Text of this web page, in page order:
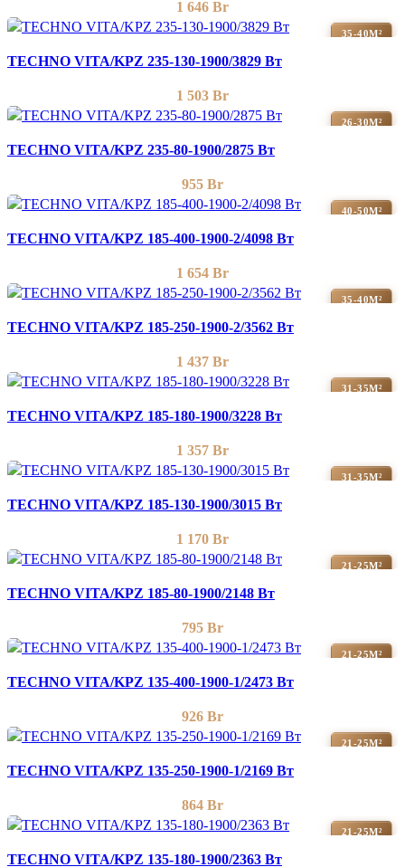
1 646 Br
35-40М²
TECHNO VITA/KPZ 235-130-1900/3829 Вт
1 503 Br
26-30М²
TECHNO VITA/KPZ 235-80-1900/2875 Вт
955 Br
40-50М²
TECHNO VITA/KPZ 185-400-1900-2/4098 Вт
1 654 Br
35-40М²
TECHNO VITA/KPZ 185-250-1900-2/3562 Вт
1 437 Br
31-35М²
TECHNO VITA/KPZ 185-180-1900/3228 Вт
1 357 Br
31-35М²
TECHNO VITA/KPZ 185-130-1900/3015 Вт
1 170 Br
21-25М²
TECHNO VITA/KPZ 185-80-1900/2148 Вт
795 Br
21-25М²
TECHNO VITA/KPZ 135-400-1900-1/2473 Вт
926 Br
21-25М²
TECHNO VITA/KPZ 135-250-1900-1/2169 Вт
864 Br
21-25М²
TECHNO VITA/KPZ 135-180-1900/2363 Вт